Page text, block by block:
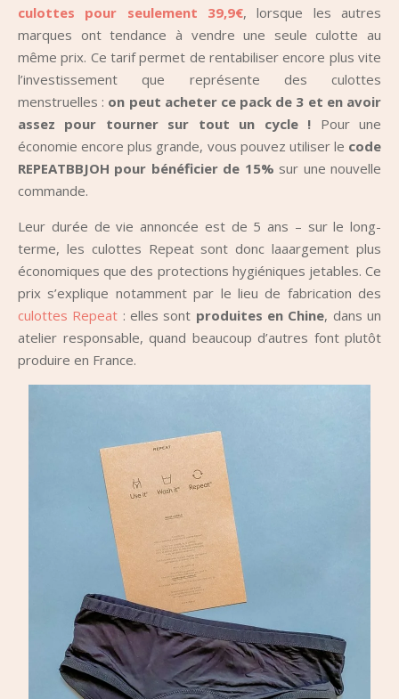
culottes pour seulement 39,9€, lorsque les autres
marques ont tendance à vendre une seule culotte au
même prix. Ce tarif permet de rentabiliser encore plus vite
l’investissement que représente des culottes
menstruelles : on peut acheter ce pack de 3 et en avoir
assez pour tourner sur tout un cycle ! Pour une
économie encore plus grande, vous pouvez utiliser le code
REPEATBBJOH pour bénéficier de 15% sur une nouvelle
commande.
Leur durée de vie annoncée est de 5 ans – sur le long-
terme, les culottes Repeat sont donc laaargement plus
économiques que des protections hygiéniques jetables. Ce
prix s’explique notamment par le lieu de fabrication des
culottes Repeat : elles sont produites en Chine, dans un
atelier responsable, quand beaucoup d’autres font plutôt
produire en France.